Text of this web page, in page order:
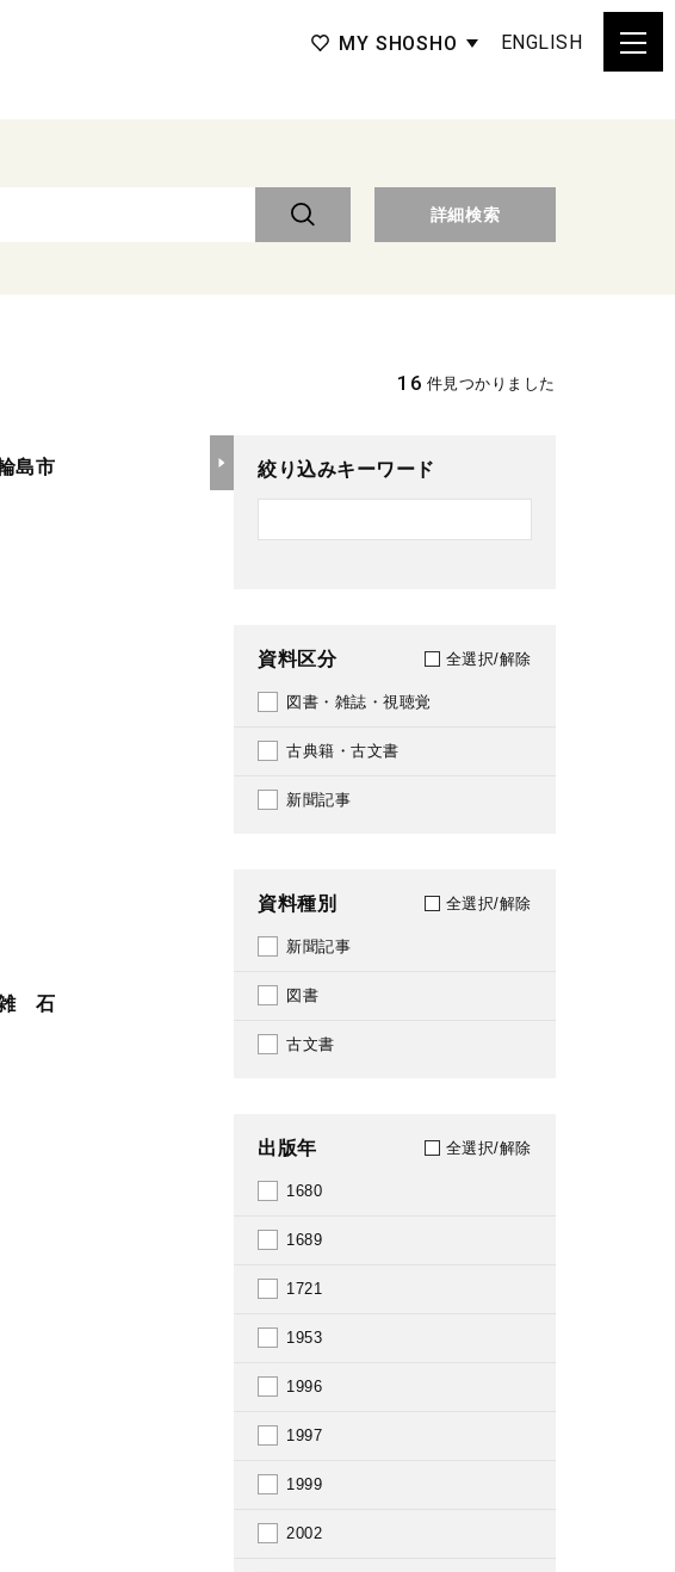
MY SHOSHO ENGLISH
詳細検索
16 件見つかりました
島市
雑 石
絞り込みキーワード
資料区分 全選択/解除
図書・雑誌・視聴覚
古典籍・古文書
新聞記事
資料種別 全選択/解除
新聞記事
図書
古文書
出版年 全選択/解除
1680
1689
1721
1953
1996
1997
1999
2002